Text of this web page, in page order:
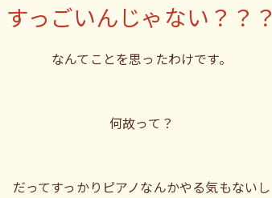
すっごいんじゃない？？？
なんてことを思ったわけです。
何故って？
だってすっかりピアノなんかやる気もないし